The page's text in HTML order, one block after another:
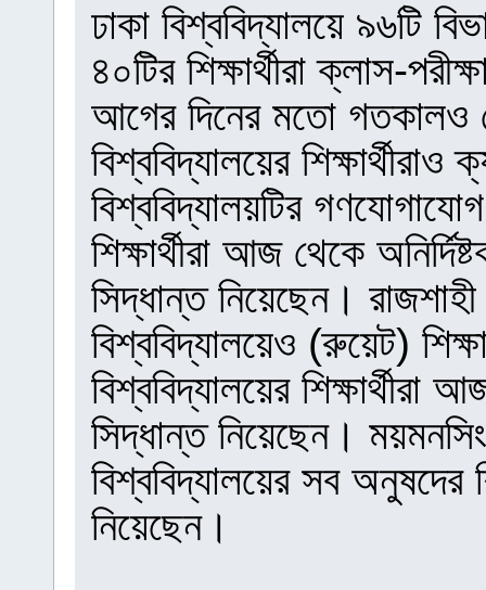
ঢাকা বিশ্ববিদ্যালয়ে ৯৬টি
৪০টির শিক্ষার্থীরা ক্লাস-
আগের দিনের মতো গতকালও
বিশ্ববিদ্যালয়ের
বিশ্ববিদ্যালয়টির
শিক্ষার্থীরা আজ থেকে
সিদ্ধান্ত নিয়েছেন।
বিশ্ববিদ্যালয়েও (রুয়েট)
বিশ্ববিদ্যালয়ের
সিদ্ধান্ত নিয়েছেন।
বিশ্ববিদ্যালয়ের সব অনুষদের
নিয়েছেন।